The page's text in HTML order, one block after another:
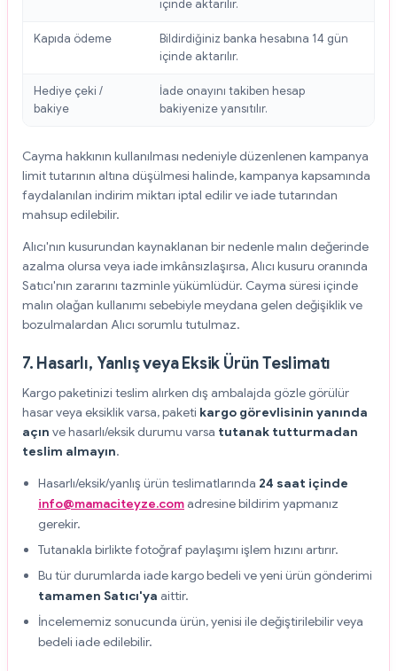
içinde aktarılır.
Kapıda ödeme
Bildirdiğiniz banka hesabına 14 gün
içinde aktarılır.
Hediye çeki /
bakiye
İade onayını takiben hesap
bakiyenize yansıtılır.
Cayma hakkının kullanılması nedeniyle düzenlenen kampanya
limit tutarının altına düşülmesi halinde, kampanya kapsamında
faydalanılan indirim miktarı iptal edilir ve iade tutarından
mahsup edilebilir.
Alıcı'nın kusurundan kaynaklanan bir nedenle malın değerinde
azalma olursa veya iade imkânsızlaşırsa, Alıcı kusuru oranında
Satıcı'nın zararını tazminle yükümlüdür. Cayma süresi içinde
malın olağan kullanımı sebebiyle meydana gelen değişiklik ve
bozulmalardan Alıcı sorumlu tutulmaz.
7. Hasarlı, Yanlış veya Eksik Ürün Teslimatı
Kargo paketinizi teslim alırken dış ambalajda gözle görülür
hasar veya eksiklik varsa, paketi kargo görevlisinin yanında
açın ve hasarlı/eksik durumu varsa tutanak tutturmadan
teslim almayın.
Hasarlı/eksik/yanlış ürün teslimatlarında 24 saat içinde
info@mamaciteyze.com adresine bildirim yapmanız
gerekir.
Tutanakla birlikte fotoğraf paylaşımı işlem hızını artırır.
Bu tür durumlarda iade kargo bedeli ve yeni ürün gönderimi
tamamen Satıcı'ya aittir.
İncelememiz sonucunda ürün, yenisi ile değiştirilebilir veya
bedeli iade edilebilir.